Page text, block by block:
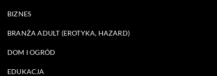
BIZNES
BRANŻA ADULT (EROTYKA, HAZARD)
DOM I OGRÓD
EDUKACJA